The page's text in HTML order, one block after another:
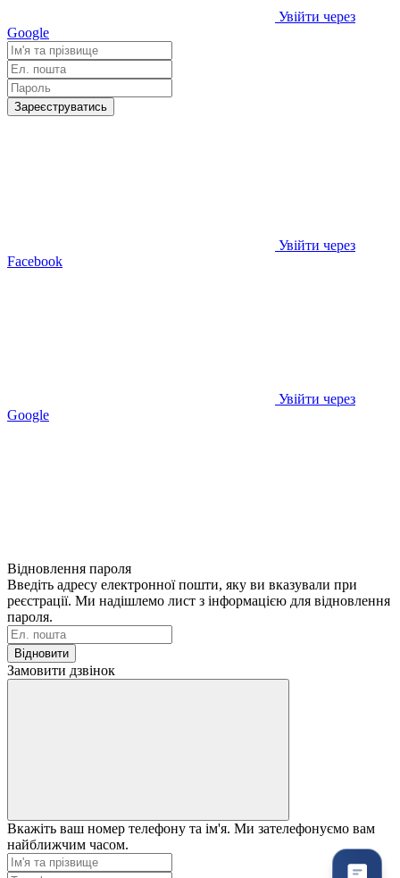
Увійти через
Google
Зареєструватись
Увійти через
Facebook
Увійти через
Google
Відновлення пароля
Введіть адресу електронної пошти, яку ви вказували при
реєстрації. Ми надішлемо лист з інформацією для відновлення
пароля.
Відновити
Замовити дзвінок
Вкажіть ваш номер телефону та ім'я. Ми зателефонуємо вам
найближчим часом.